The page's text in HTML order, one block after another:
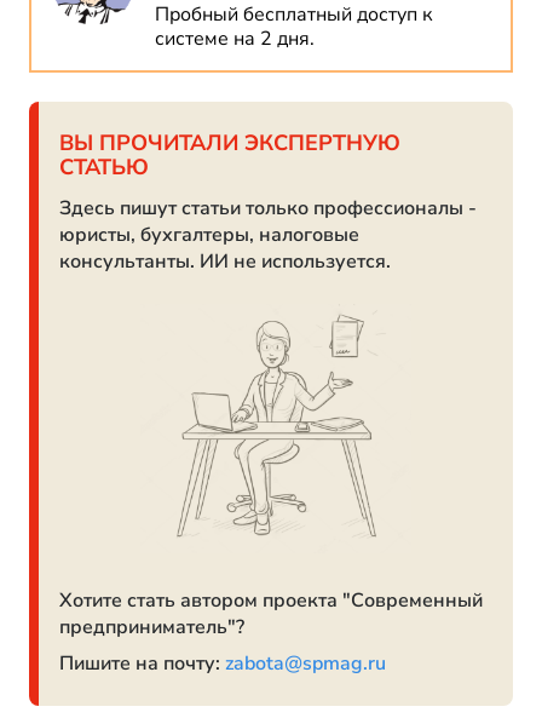
Пробный бесплатный доступ к
системе на 2 дня.
ВЫ ПРОЧИТАЛИ ЭКСПЕРТНУЮ
СТАТЬЮ
Здесь пишут статьи только профессионалы -
юристы, бухгалтеры, налоговые
консультанты. ИИ не используется.
Хотите стать автором проекта "Современный
предприниматель"?
Пишите на почту: zabota@spmag.ru